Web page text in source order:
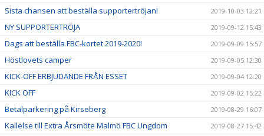
Sista chansen att beställa supportertröjan! 2019-10-03 12:21
NY SUPPORTERTRÖJA 2019-09-12 15:43
Dags att beställa FBC-kortet 2019-2020! 2019-09-09 15:57
Höstlovets camper 2019-09-05 12:30
KICK-OFF ERBJUDANDE FRÅN ESSET 2019-09-04 12:20
KICK OFF 2019-09-02 15:22
Betalparkering på Kirseberg 2019-08-29 16:07
Kallelse till Extra Årsmöte Malmö FBC Ungdom 2019-08-27 15:42